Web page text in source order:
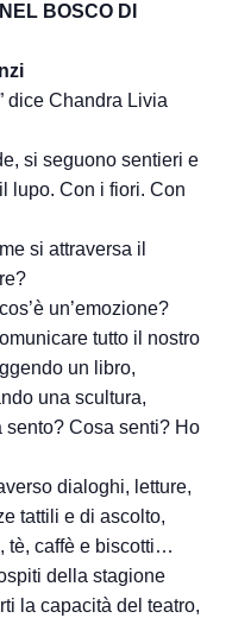
BOSCO DI
dice Chandra Livia
si seguono sentieri e
lupo. Con i fiori. Con
si attraversa il
un’emozione?
tutto il nostro
un libro,
una scultura,
Cosa senti? Ho
dialoghi, letture,
tattili e di ascolto,
tè, caffè e biscotti…
della stagione
la capacità del teatro,